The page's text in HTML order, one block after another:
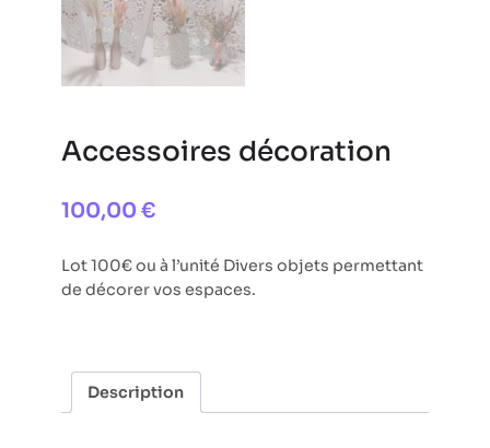
Accessoires décoration
100,00 €
Lot 100€ ou à l’unité Divers objets permettant
de décorer vos espaces.
Description